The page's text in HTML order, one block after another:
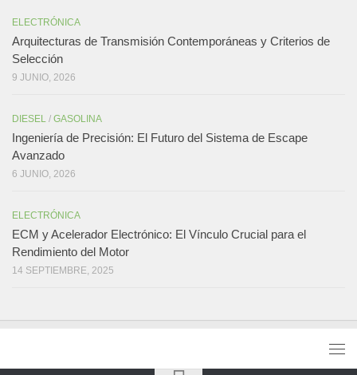
ELECTRÓNICA
Arquitecturas de Transmisión Contemporáneas y Criterios de
Selección
9 JUNIO, 2026
DIESEL / GASOLINA
Ingeniería de Precisión: El Futuro del Sistema de Escape
Avanzado
6 JUNIO, 2026
ELECTRÓNICA
ECM y Acelerador Electrónico: El Vínculo Crucial para el
Rendimiento del Motor
14 SEPTIEMBRE, 2025